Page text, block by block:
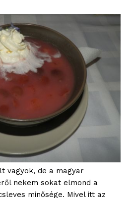
vagyok, de a magyar
nekem sokat elmond a
minősége. Mivel itt az